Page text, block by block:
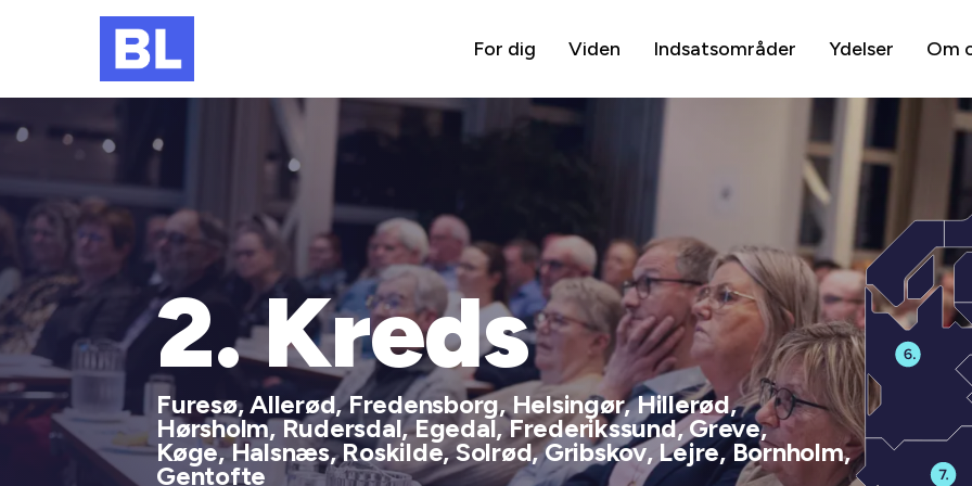
For dig Viden Indsatsområder Ydelser Om
2. Kreds
Furesø, Allerød, Fredensborg, Helsingør, Hillerød,
Hørsholm, Rudersdal, Egedal, Frederikssund, Greve,
Køge, Halsnæs, Roskilde, Solrød, Gribskov, Lejre, Bornholm,
Gentofte